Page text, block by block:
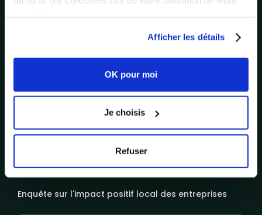
Afficher les détails
OK pour moi
Je choisis
Refuser
Enquête sur l'impact positif local des entreprises